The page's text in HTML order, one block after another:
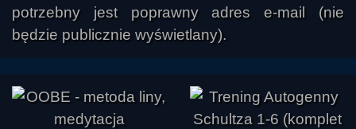
potrzebny jest poprawny adres e-mail (nie
będzie publicznie wyświetlany).